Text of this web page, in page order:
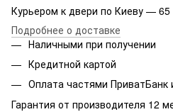
Курьером к двери по Киеву — 65
Подробнее о доставке
Наличными при получении
Кредитной картой
Оплата частями ПриватБанк
Гарантия от производителя 12